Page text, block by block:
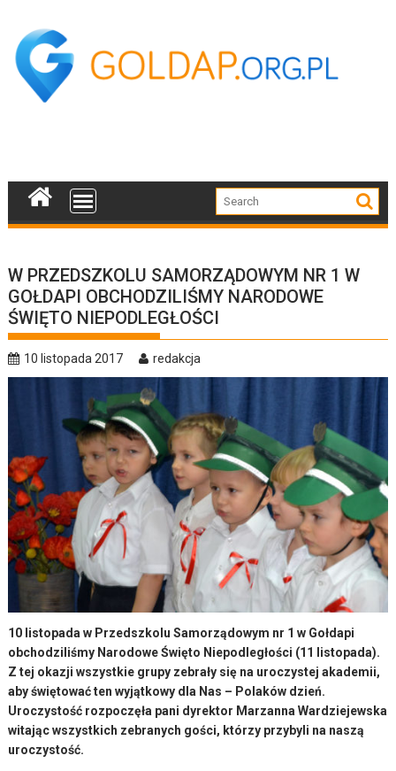
content
W PRZEDSZKOLU SAMORZĄDOWYM NR 1 W
GOŁDAPI OBCHODZILIŚMY NARODOWE
ŚWIĘTO NIEPODLEGŁOŚCI
10 listopada 2017 redakcja
10 listopada w Przedszkolu Samorządowym nr 1 w Gołdapi
obchodziliśmy Narodowe Święto Niepodległości (11 listopada).
Z tej okazji wszystkie grupy zebrały się na uroczystej akademii,
aby świętować ten wyjątkowy dla Nas – Polaków dzień.
Uroczystość rozpoczęła pani dyrektor Marzanna Wardziejewska
witając wszystkich zebranych gości, którzy przybyli na naszą
uroczystość.